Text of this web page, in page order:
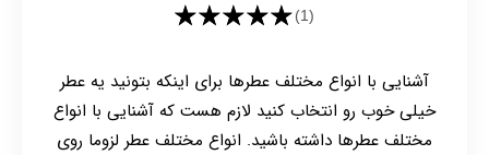
★★★★★(1)
آشنایی با انواع مختلف عطرها برای اینکه بتونید یه عطر
خیلی خوب رو انتخاب کنید لازم هست که آشنایی با انواع
مختلف عطرها داشته باشید. انواع مختلف عطر لزوما روی